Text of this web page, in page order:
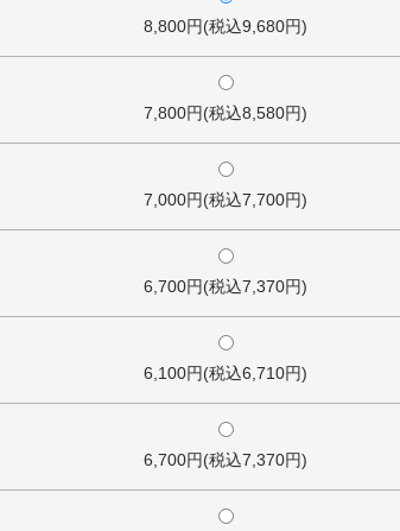
8,800円(税込9,680円)
7,800円(税込8,580円)
7,000円(税込7,700円)
6,700円(税込7,370円)
6,100円(税込6,710円)
6,700円(税込7,370円)